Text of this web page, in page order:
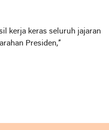
kerja keras seluruh jajaran
Presiden,”